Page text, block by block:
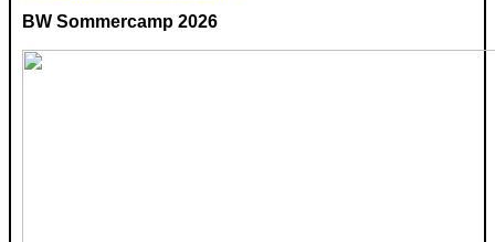
BW Sommercamp 2026